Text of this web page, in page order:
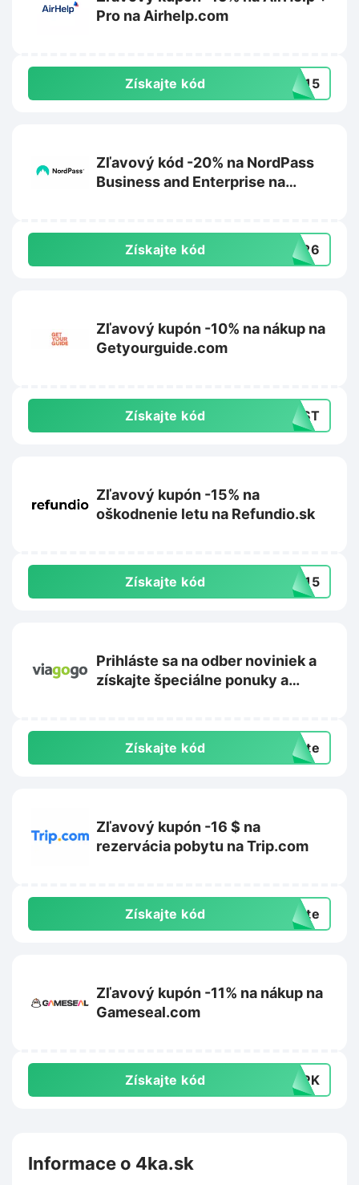
Pro na Airhelp.com
Získajte kód ZY15
Zľavový kód -20% na NordPass
Business and Enterprise na
Získajte kód ER26
Zľavový kupón -10% na nákup na
Getyourguide.com
Získajte kód IRST
Zľavový kupón -15% na
oškodnenie letu na Refundio.sk
Získajte kód TE15
Prihláste sa na odber noviniek a
získajte špeciálne ponuky a
Získajte kód exte
Zľavový kupón -16 $ na
rezervácia pobytu na Trip.com
Získajte kód exte
Zľavový kupón -11% na nákup na
Gameseal.com
Získajte kód TOPK
Informace o 4ka.sk